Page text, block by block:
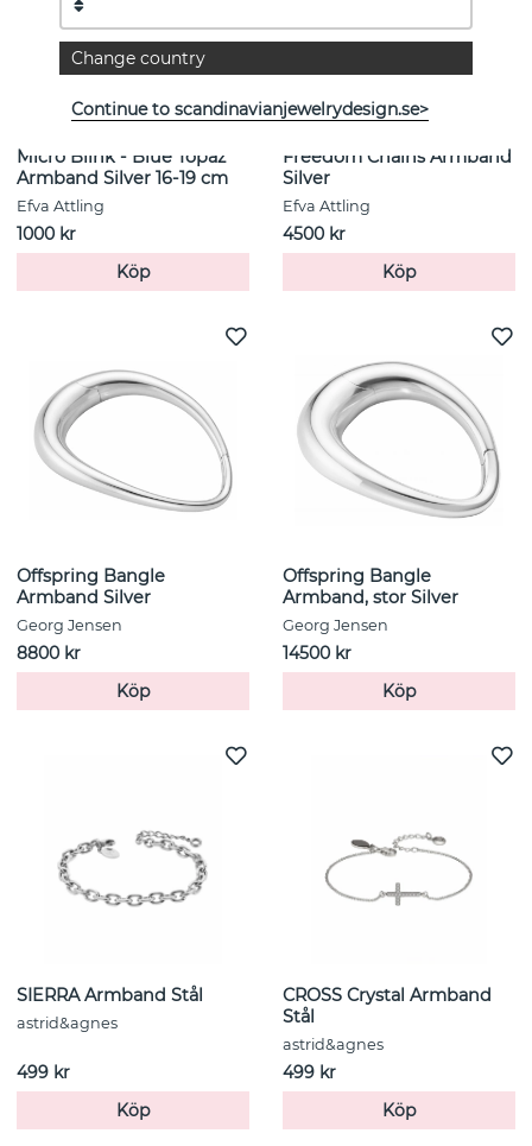
Micro Blink - Blue Topaz
Armband Silver 16-19 cm
Efva Attling
1000 kr
Köp
Freedom Chains Armband
Silver
Efva Attling
4500 kr
Köp
Offspring Bangle
Armband Silver
Georg Jensen
8800 kr
Köp
Offspring Bangle
Armband, stor Silver
Georg Jensen
14500 kr
Köp
SIERRA Armband Stål
astrid&agnes
499 kr
Köp
CROSS Crystal Armband
Stål
astrid&agnes
499 kr
Köp
Change country
Continue to scandinavianjewelrydesign.se>